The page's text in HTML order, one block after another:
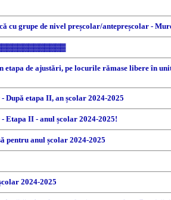
cu grupe de nivel preșcolar/antepreșcolar -
de ajustări, pe locurile rămase libere în
etapa II, an școlar 2024-2025
Etapa II - anul școlar 2024-2025!
pentru anul școlar 2024-2025
2024-2025